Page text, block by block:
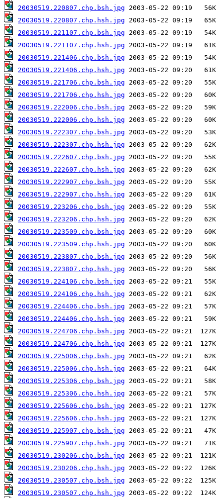
20030519.220807.chp.bsh.jpg
20030519.220807.chp.hsh.jpg
20030519.221107.chp.bsh.jpg
20030519.221107.chp.hsh.jpg
20030519.221406.chp.bsh.jpg
20030519.221406.chp.hsh.jpg
20030519.221706.chp.bsh.jpg
20030519.221706.chp.hsh.jpg
20030519.222006.chp.bsh.jpg
20030519.222006.chp.hsh.jpg
20030519.222307.chp.bsh.jpg
20030519.222307.chp.hsh.jpg
20030519.222607.chp.bsh.jpg
20030519.222607.chp.hsh.jpg
20030519.222907.chp.bsh.jpg
20030519.222907.chp.hsh.jpg
20030519.223206.chp.bsh.jpg
20030519.223206.chp.hsh.jpg
20030519.223509.chp.bsh.jpg
20030519.223509.chp.hsh.jpg
20030519.223807.chp.bsh.jpg
20030519.223807.chp.hsh.jpg
20030519.224106.chp.bsh.jpg
20030519.224106.chp.hsh.jpg
20030519.224406.chp.bsh.jpg
20030519.224406.chp.hsh.jpg
20030519.224706.chp.bsh.jpg
20030519.224706.chp.hsh.jpg
20030519.225006.chp.bsh.jpg
20030519.225006.chp.hsh.jpg
20030519.225306.chp.bsh.jpg
20030519.225306.chp.hsh.jpg
20030519.225606.chp.bsh.jpg
20030519.225606.chp.hsh.jpg
20030519.225907.chp.bsh.jpg
20030519.225907.chp.hsh.jpg
20030519.230206.chp.bsh.jpg
20030519.230206.chp.hsh.jpg
20030519.230507.chp.bsh.jpg
20030519.230507.chp.hsh.jpg